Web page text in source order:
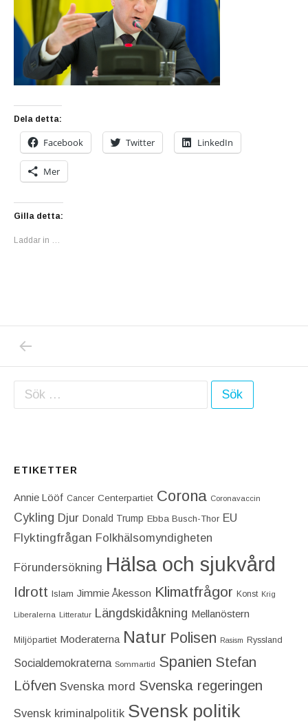
Dela detta:
Facebook Twitter LinkedIn
Mer
Gilla detta:
Laddar in …
Inläggsnavigering
Sök efter:
ETIKETTER
Annie Lööf Cancer Centerpartiet‎ Corona Coronavaccin
Cykling Djur Donald Trump Ebba Busch-Thor EU
Flyktingfrågan Folkhälsomyndigheten
Förundersökning Hälsa och sjukvård
Idrott Islam Jimmie Åkesson Klimatfrågor Konst Krig
Liberalerna Litteratur Längdskidåkning Mellanöstern
Miljöpartiet Moderaterna Natur Polisen Rasism Ryssland
Socialdemokraterna Sommartid Spanien Stefan
Löfven Svenska mord Svenska regeringen
Svensk kriminalpolitik Svensk politik